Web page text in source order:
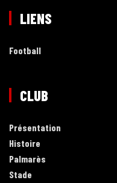
LIENS
Football
CLUB
Présentation
Histoire
Palmarès
Stade